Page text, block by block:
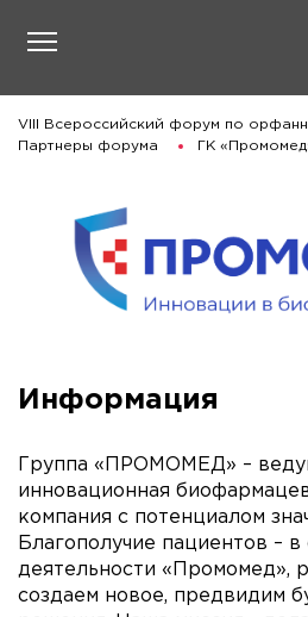
VIII Всероссийский форум по
Партнеры форума
ГК
Информация
Группа «ПРОМОМЕД» –
инновационная
компания с потенциалом
Благополучие пациентов – в
деятельности «Промомед»,
создаем новое, предвидим